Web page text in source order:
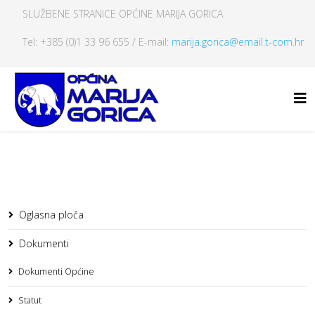
SLUŽBENE STRANICE OPĆINE MARIJA GORICA
Tel: +385 (0)1 33 96 655 / E-mail: marija.gorica@email.t-com.hr
Oglasna ploča
Dokumenti
Dokumenti Općine
Statut